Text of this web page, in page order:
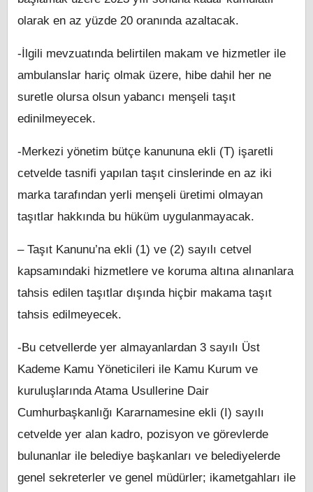
olarak en az yüzde 20 oranında azaltacak.
-İlgili mevzuatında belirtilen makam ve hizmetler ile
ambulanslar hariç olmak üzere, hibe dahil her ne
suretle olursa olsun yabancı menşeli taşıt
edinilmeyecek.
-Merkezi yönetim bütçe kanununa ekli (T) işaretli
cetvelde tasnifi yapılan taşıt cinslerinde en az iki
marka tarafından yerli menşeli üretimi olmayan
taşıtlar hakkında bu hüküm uygulanmayacak.
– Taşıt Kanunu’na ekli (1) ve (2) sayılı cetvel
kapsamındaki hizmetlere ve koruma altına alınanlara
tahsis edilen taşıtlar dışında hiçbir makama taşıt
tahsis edilmeyecek.
-Bu cetvellerde yer almayanlardan 3 sayılı Üst
Kademe Kamu Yöneticileri ile Kamu Kurum ve
kuruluşlarında Atama Usullerine Dair
Cumhurbaşkanlığı Kararnamesine ekli (I) sayılı
cetvelde yer alan kadro, pozisyon ve görevlerde
bulunanlar ile belediye başkanları ve belediyelerde
genel sekreterler ve genel müdürler; ikametgahları ile